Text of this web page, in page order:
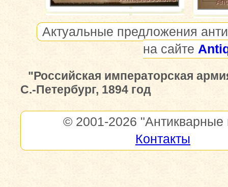
Актуальные предложения
на сайте
"Российская императорская
С.-Петербург, 1894 год
© 2001-2026 "Антикварные
Контакты